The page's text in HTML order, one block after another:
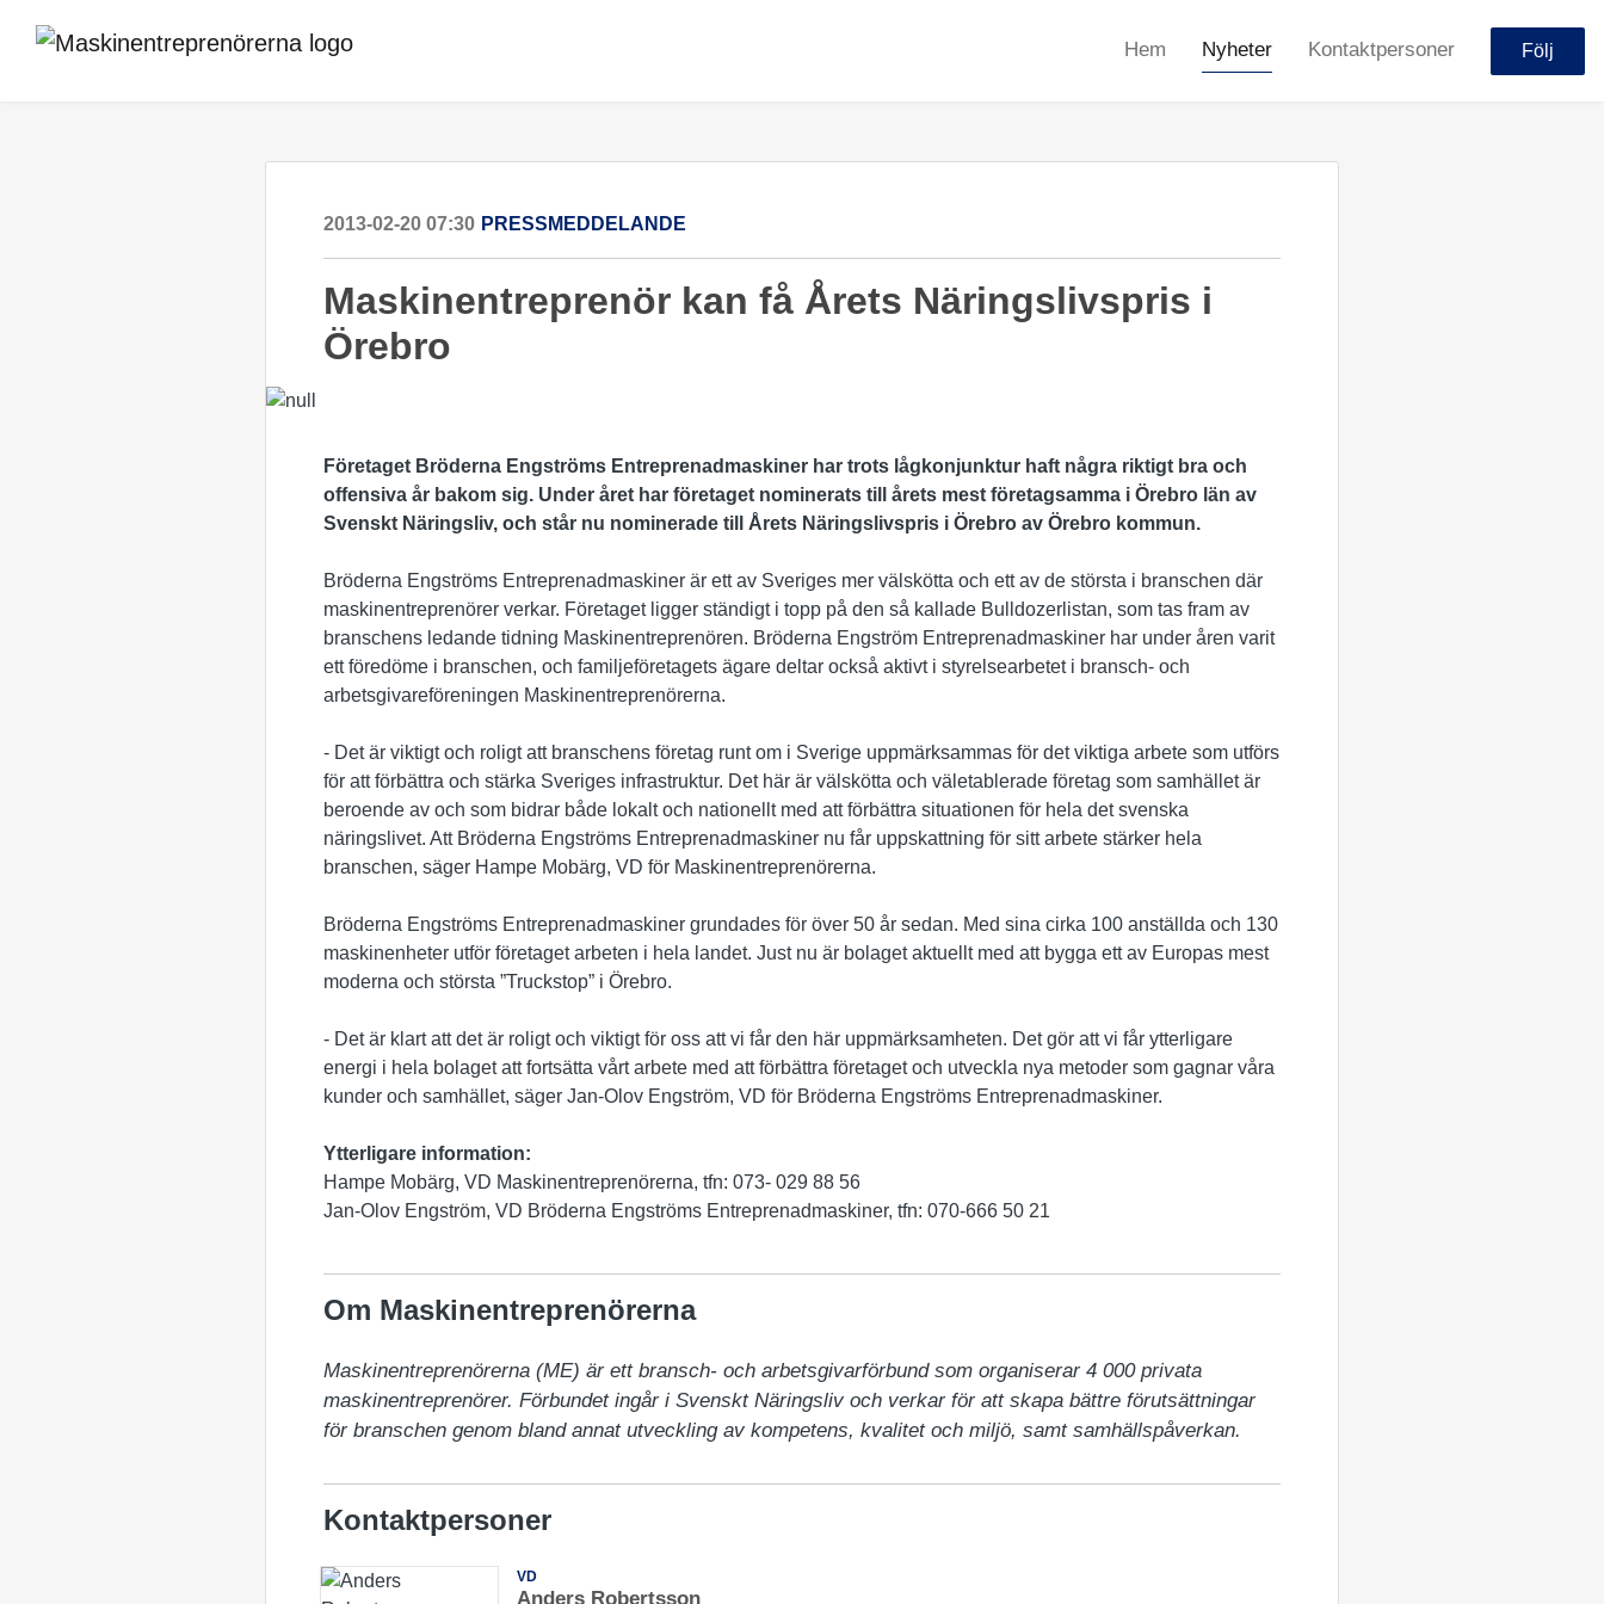
Hem Nyheter Kontaktpersoner Följ
2013-02-20 07:30 PRESSMEDDELANDE
Maskinentreprenör kan få Årets Näringslivspris i
Örebro
Företaget Bröderna Engströms Entreprenadmaskiner har trots lågkonjunktur haft några riktigt bra och
offensiva år bakom sig. Under året har företaget nominerats till årets mest företagsamma i Örebro län av
Svenskt Näringsliv, och står nu nominerade till Årets Näringslivspris i Örebro av Örebro kommun.
Bröderna Engströms Entreprenadmaskiner är ett av Sveriges mer välskötta och ett av de största i branschen där
maskinentreprenörer verkar. Företaget ligger ständigt i topp på den så kallade Bulldozerlistan, som tas fram av
branschens ledande tidning Maskinentreprenören. Bröderna Engström Entreprenadmaskiner har under åren varit
ett föredöme i branschen, och familjeföretagets ägare deltar också aktivt i styrelsearbetet i bransch- och
arbetsgivareföreningen Maskinentreprenörerna.
- Det är viktigt och roligt att branschens företag runt om i Sverige uppmärksammas för det viktiga arbete som utförs
för att förbättra och stärka Sveriges infrastruktur. Det här är välskötta och väletablerade företag som samhället är
beroende av och som bidrar både lokalt och nationellt med att förbättra situationen för hela det svenska
näringslivet. Att Bröderna Engströms Entreprenadmaskiner nu får uppskattning för sitt arbete stärker hela
branschen, säger Hampe Mobärg, VD för Maskinentreprenörerna.
Bröderna Engströms Entreprenadmaskiner grundades för över 50 år sedan. Med sina cirka 100 anställda och 130
maskinenheter utför företaget arbeten i hela landet. Just nu är bolaget aktuellt med att bygga ett av Europas mest
moderna och största ”Truckstop” i Örebro.
- Det är klart att det är roligt och viktigt för oss att vi får den här uppmärksamheten. Det gör att vi får ytterligare
energi i hela bolaget att fortsätta vårt arbete med att förbättra företaget och utveckla nya metoder som gagnar våra
kunder och samhället, säger Jan-Olov Engström, VD för Bröderna Engströms Entreprenadmaskiner.
Ytterligare information:
Hampe Mobärg, VD Maskinentreprenörerna, tfn: 073- 029 88 56
Jan-Olov Engström, VD Bröderna Engströms Entreprenadmaskiner, tfn: 070-666 50 21
Om Maskinentreprenörerna
Maskinentreprenörerna (ME) är ett bransch- och arbetsgivarförbund som organiserar 4 000 privata
maskinentreprenörer. Förbundet ingår i Svenskt Näringsliv och verkar för att skapa bättre förutsättningar
för branschen genom bland annat utveckling av kompetens, kvalitet och miljö, samt samhällspåverkan.
Kontaktpersoner
VD
Anders Robertsson